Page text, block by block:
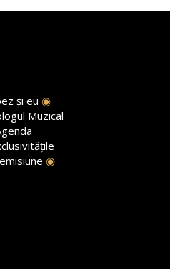
și eu ◉
Muzical
◉